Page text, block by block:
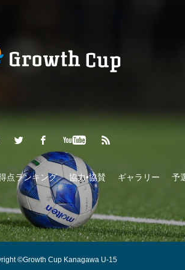
点ランキング 協力•協賛 ギャラリー 予
©Growth Cup Kanagawa U-15